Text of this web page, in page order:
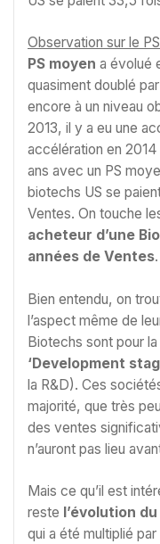
Observation sur le
PS moyen a évolué
quasiment doublé
encore à un niveau
2013, il y a eu une
accélération en 2014
ans avec un PS
biotechs US se
Ventes. On touche
acheteur d’une
années de Ventes.
Bien entendu, on
l’aspect même de
Biotechs sont pour
‘Development
la R&D). Ces
majorité, que très
des ventes
n’auront pas lieu
Mais ce qu’il est
reste l’évolution
qui a été multiplié